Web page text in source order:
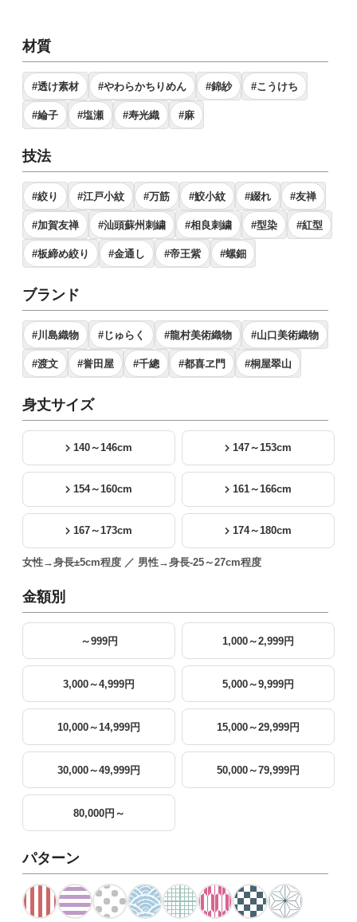
材質
#透け素材 #やわらかちりめん #錦紗 #こうけち
#綸子 #塩瀬 #寿光織 #麻
技法
#絞り #江戸小紋 #万筋 #鮫小紋 #綴れ #友禅
#加賀友禅 #汕頭蘇州刺繍 #相良刺繍 #型染 #紅型
#板締め絞り #金通し #帝王紫 #螺鈿
ブランド
#川島織物 #じゅらく #龍村美術織物 #山口美術織物
#渡文 #誉田屋 #千總 #都喜ヱ門 #桐屋翠山
身丈サイズ
140～146cm 147～153cm
154～160cm 161～166cm
167～173cm 174～180cm
女性→身長±5cm程度 ／ 男性→身長-25～27cm程度
金額別
～999円 1,000～2,999円
3,000～4,999円 5,000～9,999円
10,000～14,999円 15,000～29,999円
30,000～49,999円 50,000～79,999円
80,000円～
パターン